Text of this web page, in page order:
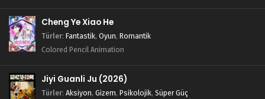
Cheng Ye Xiao He
Türler: Fantastik, Oyun, Romantik
Colored Pencil Animation
Jiyi Guanli Ju (2026)
Türler: Aksiyon, Gizem, Psikolojik, Süper Güç